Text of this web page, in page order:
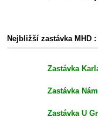
Nejbližší zastávka MHD :
Zastávka
Zastávka
Zastávka U